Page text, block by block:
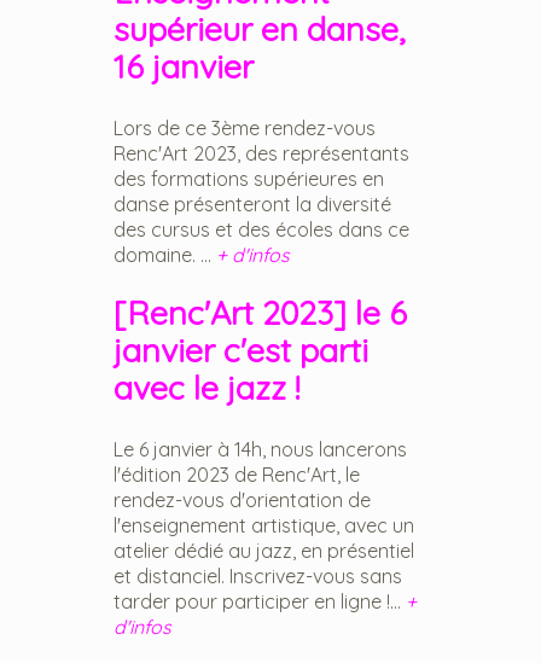
supérieur en danse,
16 janvier
Lors de ce 3ème rendez-vous
Renc'Art 2023, des représentants
des formations supérieures en
danse présenteront la diversité
des cursus et des écoles dans ce
domaine. ... + d'infos
[Renc'Art 2023] le 6
janvier c'est parti
avec le jazz !
Le 6 janvier à 14h, nous lancerons
l'édition 2023 de Renc'Art, le
rendez-vous d'orientation de
l'enseignement artistique, avec un
atelier dédié au jazz, en présentiel
et distanciel. Inscrivez-vous sans
tarder pour participer en ligne !... +
d'infos